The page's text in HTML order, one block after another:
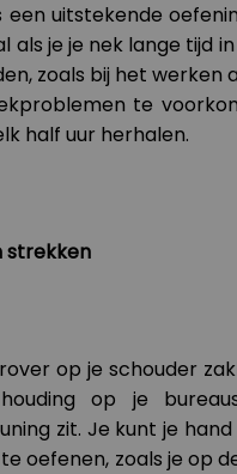
een uitstekende
als je je nek lange tijd
zoals bij het werken
te
half uur herhalen.
strekken
op je schouder
op je
zit. Je kunt je
oefenen, zoals je op